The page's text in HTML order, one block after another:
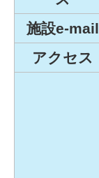
施設e-mail
アクセス